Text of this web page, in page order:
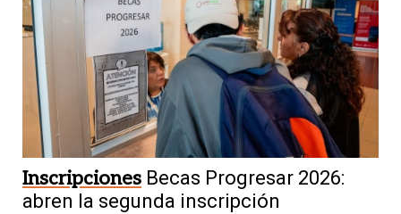
Inscripciones Becas Progresar 2026:
abren la segunda inscripción